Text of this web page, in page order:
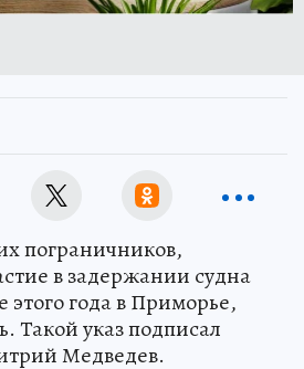
пограничников,
в задержании судна
этого года в Приморье,
Такой указ подписал
Медведев.